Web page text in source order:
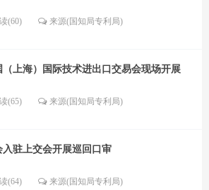
(60) 来源(国知局专利局)
上海）国际技术进出口交易会现场开展
(65) 来源(国知局专利局)
驻上交会开展巡回口审
(64) 来源(国知局专利局)